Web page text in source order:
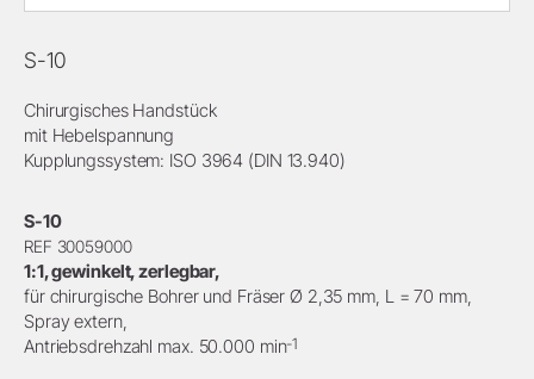
S-10
Chirurgisches Handstück
mit Hebelspannung
Kupplungssystem: ISO 3964 (DIN 13.940)
S-10
REF 30059000
1:1, gewinkelt, zerlegbar,
für chirurgische Bohrer und Fräser Ø 2,35 mm, L = 70 mm,
Spray extern,
Antriebsdrehzahl max. 50.000 min-1